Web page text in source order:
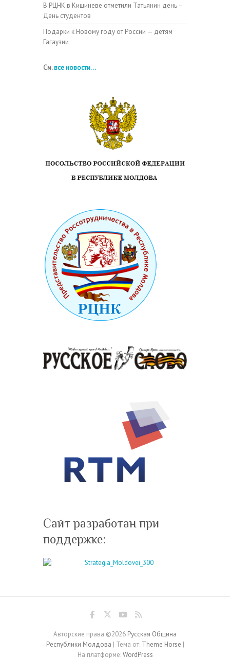
В РЦНК в Кишиневе отметили Татьянин день –
День студентов
Подарки к Новому году от России — детям
Гагаузии
См.все новости...
Сайт разработан при
поддержке:
Авторские права ©2026 Русская Община
Республики Молдова | Тема от: Theme Horse |
На платформе:WordPress